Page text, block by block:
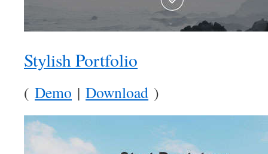
Stylish Portfolio
( Demo | Download )